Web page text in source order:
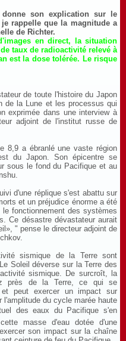
son explication sur le
rappelle que la magnitude a
de Richter.
en direct, la situation
taux de radioactivité relevé à
est la dose tolérée. Le risque
de toute l'histoire du Japon
de la Lune et les processus qui
exprimée dans une interview à
adjoint de l'institut russe de
8,9 a ébranlé une vaste région
du Japon. Son épicentre se
sous le fond du Pacifique et au
d'une réplique s'est abattu sur
et un préjudice énorme a été
fonctionnement des systèmes
Ce désastre dévastateur aurait
" pense le directeur adjoint de
sismique de la Terre sont
Soleil déverse sur la Terre des
sismique. De surcroît, la
près de la Terre, ce qui se
peut exercer un impact sur
l'amplitude du cycle marée haute
des eaux du Pacifique s'en
masse d'eau dotée d'une
son impact sur la chaîne